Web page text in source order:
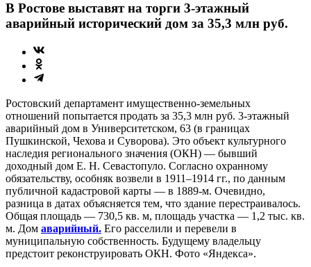
В Ростове выставят на торги 3-этажный
аварийный исторический дом за 35,3 млн руб.
Ростовский департамент имущественно-земельных
отношений попытается продать за 35,3 млн руб. 3-этажный
аварийный дом в Университетском, 63 (в границах
Пушкинской, Чехова и Суворова). Это объект культурного
наследия регионального значения (ОКН) — бывший
доходный дом Е. Н. Севастопуло. Согласно охранному
обязательству, особняк возвели в 1911–1914 гг., по данным
публичной кадастровой карты — в 1889-м. Очевидно,
разница в датах объясняется тем, что здание перестраивалось.
Общая площадь — 730,5 кв. м, площадь участка — 1,2 тыс. кв.
м. Дом аварийный. Его расселили и перевели в
муниципальную собственность. Будущему владельцу
предстоит реконструировать ОКН. Фото «Яндекса».